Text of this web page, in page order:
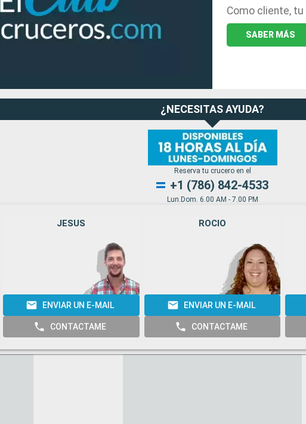
Como cliente,
SABER MÁS
¿NECESITAS AYUDA?
Reserva tu crucero en el
+1 (786) 842-4533
Lun.Dom. 6.00 AM - 7.00 PM
JESUS
ENVIAR UN E-MAIL
CONTACTAME
ROCIO
ENVIAR UN E-MAIL
CONTACTAME